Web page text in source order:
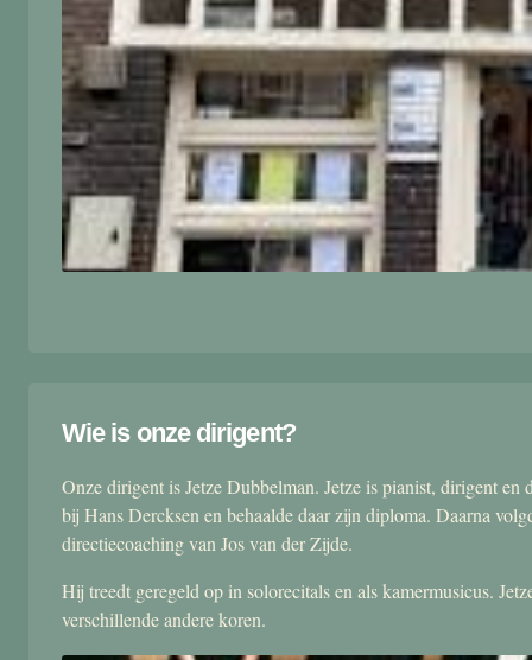
Wie is onze dirigent?
Onze dirigent is Jetze Dubbelman. Jetze is pianist, dirigent
bij Hans Dercksen en behaalde daar zijn diploma. Daarna
directiecoaching van Jos van der Zijde.
Hij treedt geregeld op in solorecitals en als kamermusicus.
verschillende andere koren.